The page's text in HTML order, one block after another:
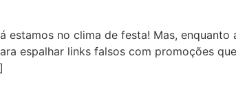
estamos no clima de festa! Mas,
espalhar links falsos com promoções